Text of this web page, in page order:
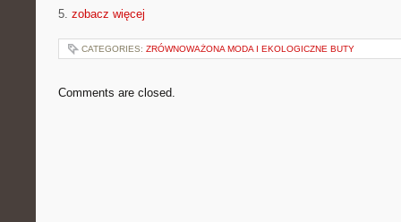
5. zobacz więcej
CATEGORIES: ZRÓWNOWAŻONA MODA I EKOLOGICZNE BUTY
Comments are closed.